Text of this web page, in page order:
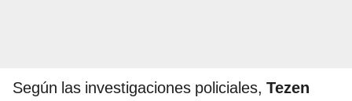
Según las investigaciones policiales, Tezen